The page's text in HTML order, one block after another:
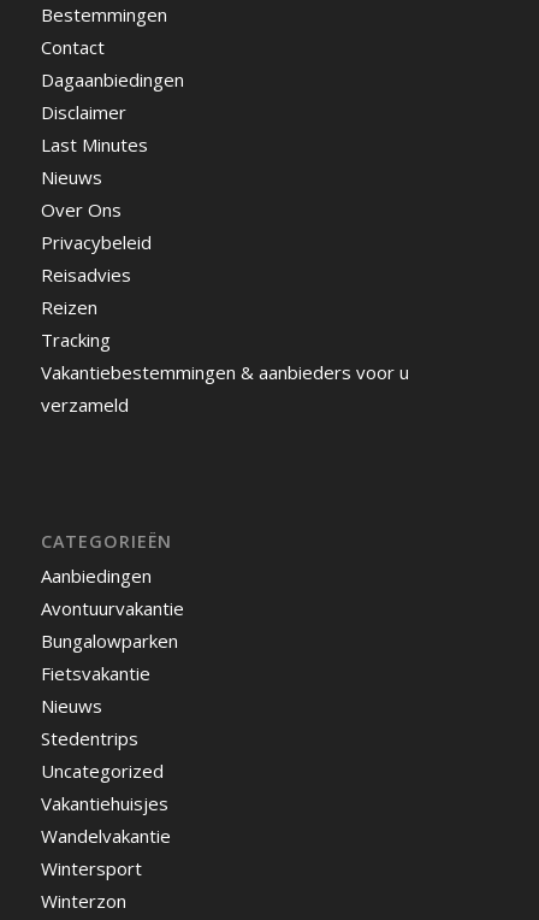
Bestemmingen
Contact
Dagaanbiedingen
Disclaimer
Last Minutes
Nieuws
Over Ons
Privacybeleid
Reisadvies
Reizen
Tracking
Vakantiebestemmingen & aanbieders voor u
verzameld
CATEGORIEËN
Aanbiedingen
Avontuurvakantie
Bungalowparken
Fietsvakantie
Nieuws
Stedentrips
Uncategorized
Vakantiehuisjes
Wandelvakantie
Wintersport
Winterzon